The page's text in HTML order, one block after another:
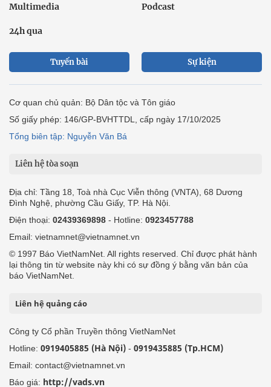
Multimedia Podcast
24h qua
Tuyến bài Sự kiện
Cơ quan chủ quản: Bộ Dân tộc và Tôn giáo
Số giấy phép: 146/GP-BVHTTDL, cấp ngày 17/10/2025
Tổng biên tập: Nguyễn Văn Bá
Liên hệ tòa soạn
Địa chỉ: Tầng 18, Toà nhà Cục Viễn thông (VNTA), 68 Dương
Đình Nghệ, phường Cầu Giấy, TP. Hà Nội.
Điện thoại: 02439369898 - Hotline: 0923457788
Email: vietnamnet@vietnamnet.vn
© 1997 Báo VietNamNet. All rights reserved. Chỉ được phát hành
lại thông tin từ website này khi có sự đồng ý bằng văn bản của
báo VietNamNet.
Liên hệ quảng cáo
Công ty Cổ phần Truyền thông VietNamNet
Hotline: 0919405885 (Hà Nội) - 0919435885 (Tp.HCM)
Email: contact@vietnamnet.vn
Báo giá: http://vads.vn